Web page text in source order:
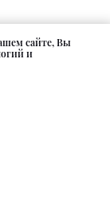
сайте, Вы
и